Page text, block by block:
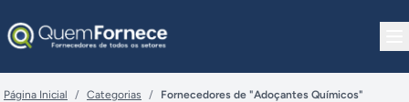
Página Inicial / Categorias / Fornecedores de "Adoçantes Químicos"